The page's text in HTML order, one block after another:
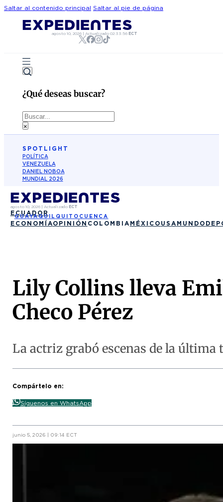
Saltar al contenido principal Saltar al pie de página
agosto 10, 2026 |Actualizado02:33:56 ECT
¿Qué deseas buscar?
Buscar
×
SPOTLIGHT
POLÍTICA
VENEZUELA
DANIEL NOBOA
MUNDIAL 2026
agosto 10, 2026| Actualizado ECT
ECUADOR
GUAYAQUIL QUITO CUENCA
ECONOMÍAOPINIÓN COLOMBIA MÉXICO USA MUNDO
Lily Collins lleva
Checo Pérez
La actriz grabó escenas de la última
Compártelo en:
Síguenos en WhatsApp
junio 5, 2026 | 09:14 ECT